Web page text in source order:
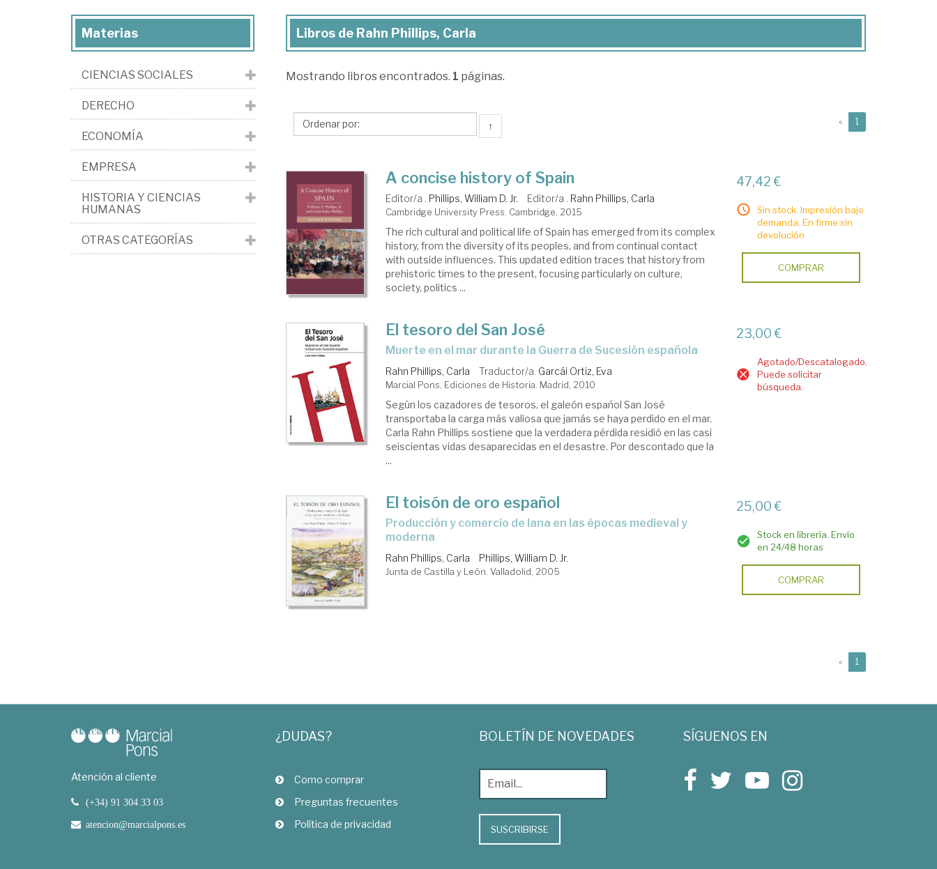
Libros
Rahn
Carla
Libros de Rahn Phillips, Carla
Mostrando libros encontrados. 1 páginas.
↑ « 1
A concise history of Spain
Editor/a . Phillips, William D. Jr. Editor/a . Rahn Phillips, Carla
Cambridge University Press. Cambridge, 2015
The rich cultural and political life of Spain has emerged from its complex
history, from the diversity of its peoples, and from continual contact
with outside influences. This updated edition traces that history from
prehistoric times to the present, focusing particularly on culture,
society, politics ...
47,42 €
Sin stock. Impresión bajo
demanda. En firme sin
devolución
COMPRAR
El tesoro del San José
muerte en el mar durante la Guerra de Sucesión española
Rahn Phillips, Carla Traductor/a. Garcái Ortiz, Eva
Marcial Pons, Ediciones de Historia. Madrid, 2010
Según los cazadores de tesoros, el galeón español San José
transportaba la carga más valiosa que jamás se haya perdido en el mar.
Carla Rahn Phillips sostiene que la verdadera pérdida residió en las casi
seiscientas vidas desaparecidas en el desastre. Por descontado que la
...
23,00 €
Agotado/Descatalogado.
Puede solicitar
búsqueda.
El toisón de oro español
producción y comercio de lana en las épocas medieval y
moderna
Rahn Phillips, Carla Phillips, William D. Jr.
Junta de Castilla y León. Valladolid, 2005
25,00 €
Stock en librería. Envío
en 24/48 horas
COMPRAR
« 1
Materias
CIENCIAS SOCIALES
DERECHO
ECONOMÍA
EMPRESA
HISTORIA Y CIENCIAS
HUMANAS
OTRAS CATEGORÍAS
Atención al cliente
(+34) 91 304 33 03
atencion@marcialpons.es
¿DUDAS?
Como comprar
Preguntas frecuentes
Política de privacidad
BOLETÍN DE NOVEDADES
SUSCRIBIRSE
SÍGUENOS EN